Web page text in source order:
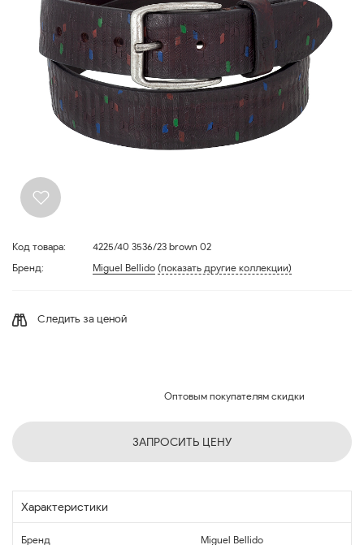
Код товара:
4225/40 3536/23 brown 02
Бренд:
Miguel Bellido (показать другие коллекции)
Следить за ценой
Оптовым покупателям скидки
ЗАПРОСИТЬ ЦЕНУ
Характеристики
Бренд Miguel Bellido